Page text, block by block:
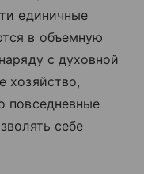
единичные
в объемную
с духовной
хозяйство,
повседневные
себе